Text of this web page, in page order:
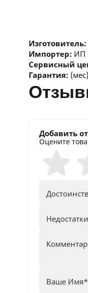
Изготовитель:
Импортер: ИП
Сервисный
Гарантия:
Добавить
Оцените